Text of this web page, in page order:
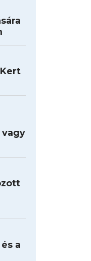
vagy
a